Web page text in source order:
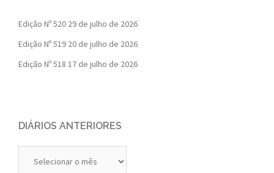
Edição Nº 520 29 de julho de 2026
Edição Nº 519 20 de julho de 2026
Edição Nº 518 17 de julho de 2026
DIÁRIOS ANTERIORES
Anteriores